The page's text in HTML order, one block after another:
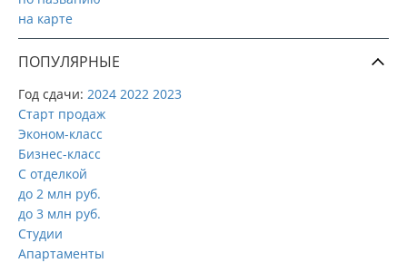
на карте
ПОПУЛЯРНЫЕ
Год сдачи: 2024 2022 2023
Старт продаж
Эконом-класс
Бизнес-класс
С отделкой
до 2 млн руб.
до 3 млн руб.
Студии
Апартаменты